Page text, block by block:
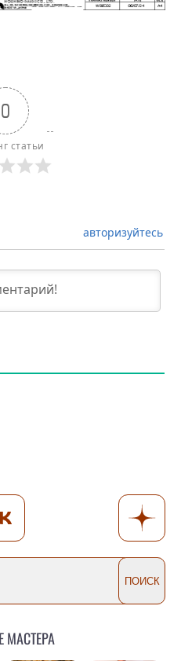
0
статьи
авторизуйтесь
мастера